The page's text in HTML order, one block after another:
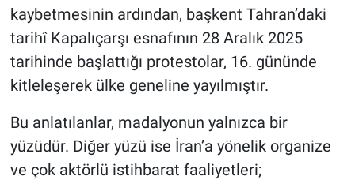
kaybetmesinin ardından, başkent Tahran’daki
tarihî Kapalıçarşı esnafının 28 Aralık 2025
tarihinde başlattığı protestolar, 16. gününde
kitleleşerek ülke geneline yayılmıştır.
Bu anlatılanlar, madalyonun yalnızca bir
yüzüdür. Diğer yüzü ise İran’a yönelik organize
ve çok aktörlü istihbarat faaliyetleri;